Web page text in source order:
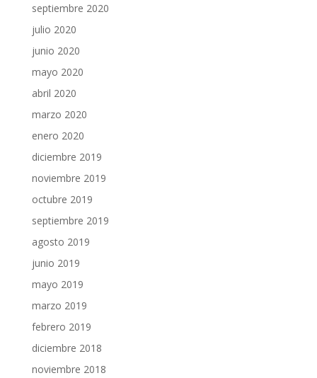
septiembre 2020
julio 2020
junio 2020
mayo 2020
abril 2020
marzo 2020
enero 2020
diciembre 2019
noviembre 2019
octubre 2019
septiembre 2019
agosto 2019
junio 2019
mayo 2019
marzo 2019
febrero 2019
diciembre 2018
noviembre 2018